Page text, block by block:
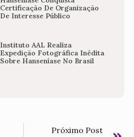
Certificação De Organização
De Interesse Público
Instituto AAL Realiza
Expedição Fotográfica Inédita
Sobre Hanseníase No Brasil
Próximo Post